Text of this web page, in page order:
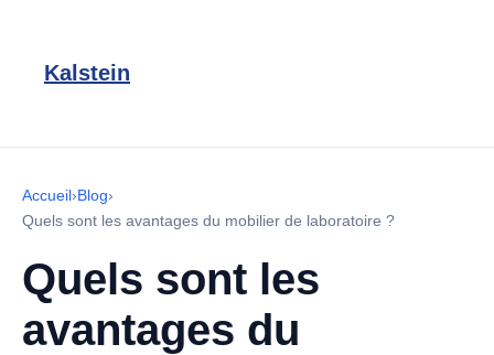
Kalstein
Accueil›Blog›
Quels sont les avantages du mobilier de laboratoire ?
Quels sont les
avantages du